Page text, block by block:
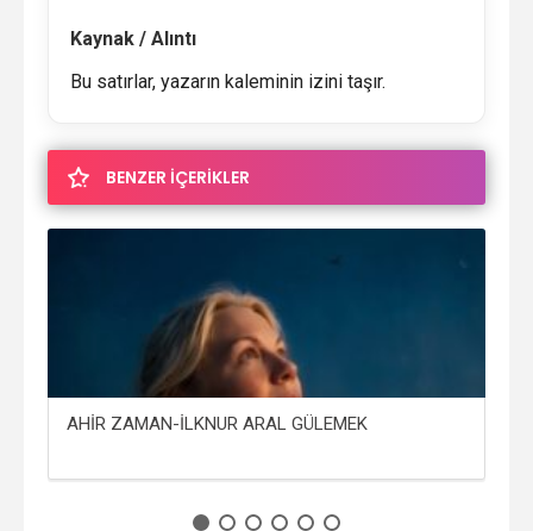
Kaynak / Alıntı
Bu satırlar, yazarın kaleminin izini taşır.
BENZER İÇERİKLER
AHİR ZAMAN-İLKNUR ARAL GÜLEMEK